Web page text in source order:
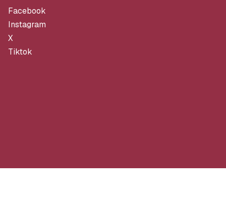
Facebook
Instagram
X
Tiktok